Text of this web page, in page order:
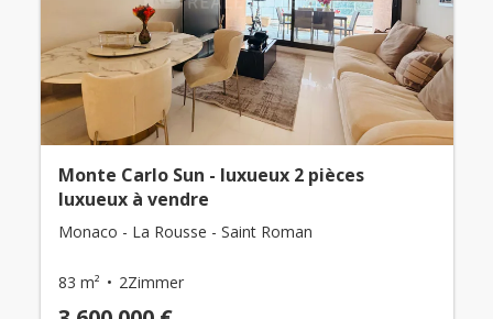
Monte Carlo Sun - luxueux 2 pièces
luxueux à vendre
Monaco - La Rousse - Saint Roman
83 m² 2Zimmer